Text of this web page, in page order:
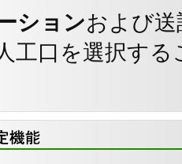
ションおよび
工口を選択する